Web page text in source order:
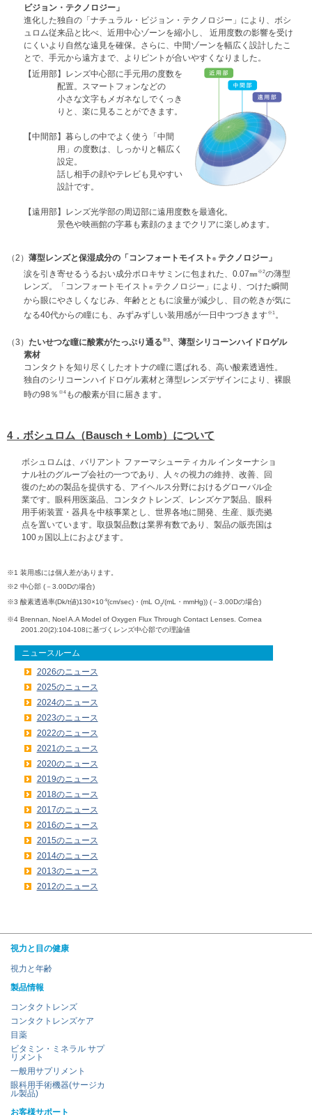
ビジョン・テクノロジー」
進化した独自の「ナチュラル・ビジョン・テクノロジー」により、ボシ
ュロム従来品と比べ、近用中心ゾーンを縮小し、 近用度数の影響を受け
にくいより自然な遠見を確保。さらに、中間ゾーンを幅広く設計したこ
とで、手元から遠方まで、よりピントが合いやすくなりました。
【近用部】 レンズ中心部に手元用の度数を
配置。スマートフォンなどの
小さな文字もメガネなしでくっき
りと、楽に見ることができます。
【中間部】 暮らしの中でよく使う「中間
用」の度数は、しっかりと幅広く
設定。
話し相手の顔やテレビも見やすい
設計です。
【遠用部】 レンズ光学部の周辺部に遠用度数を最適化。
景色や映画館の字幕も素顔のままでクリアに楽しめます。
（2） 薄型レンズと保湿成分の「コンフォートモイスト ® テクノロジー」
涙を引き寄せるうるおい成分ポロキサミンに包まれた、0.07㎜ ※2の薄型
レンズ。「コンフォートモイスト ® テクノロジー」により、つけた瞬間
から眼にやさしくなじみ、年齢とともに涙量が減少し、目の乾きが気に
なる40代からの瞳にも、みずみずしい装用感が一日中つづきます※1。
（3） たいせつな瞳に酸素がたっぷり通る ※3、薄型シリコーンハイドロゲル
素材
コンタクトを知り尽くしたオトナの瞳に選ばれる、高い酸素透過性。
独自のシリコーンハイドロゲル素材と薄型レンズデザインにより、裸眼
時の98％ ※4 もの酸素が目に届きます。
4．ボシュロム（Bausch + Lomb）について
ボシュロムは、バリアント ファーマシューティカル インターナショ
ナル社のグループ会社の一つであり、人々の視力の維持、改善、回
復のための製品を提供する、アイヘルス分野におけるグローバル企
業です。眼科用医薬品、コンタクトレンズ、レンズケア製品、眼科
用手術装置・器具を中核事業とし、世界各地に開発、生産、販売拠
点を置いています。取扱製品数は業界有数であり、製品の販売国は
100ヵ国以上におよびます。
※1 装用感には個人差があります。
※2 中心部 (－3.00Dの場合)
※3 酸素透過率(Dk/t値)130×10-9(cm/sec)・(mL O2/(mL・mmHg)) (－3.00Dの場合)
※4 Brennan, Noel A.A Model of Oxygen Flux Through Contact Lenses. Cornea
2001.20(2):104-108に基づくレンズ中心部での理論値
ニュースルーム
2026のニュース
2025のニュース
2024のニュース
2023のニュース
2022のニュース
2021のニュース
2020のニュース
2019のニュース
2018のニュース
2017のニュース
2016のニュース
2015のニュース
2014のニュース
2013のニュース
2012のニュース
視力と目の健康
視力と年齢
製品情報
コンタクトレンズ
コンタクトレンズケア
目薬
ビタミン・ミネラル サプ
リメント
一般用サプリメント
眼科用手術機器(サージカ
ル製品)
お客様サポート